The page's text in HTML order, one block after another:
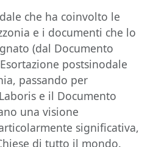
che ha coinvolto le
e i documenti che lo
(dal Documento
postsinodale
passando per
e il Documento
una visione
significativa,
di tutto il mondo.